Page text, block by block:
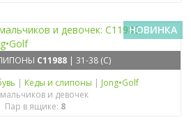
НОВИНКА
C11988 | 31-38 (C)
| Кеды и слипоны | Jong•Golf
и девочек
Пар в ящике: 8